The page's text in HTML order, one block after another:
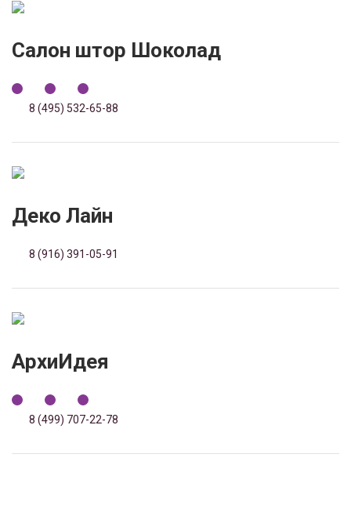
Салон штор Шоколад
8 (495) 532-65-88
Деко Лайн
8 (916) 391-05-91
АрхиИдея
8 (499) 707-22-78